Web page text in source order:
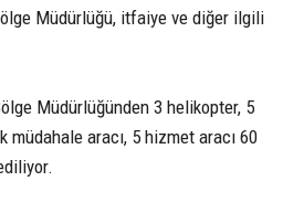
Müdürlüğü, itfaiye ve diğer ilgili
Müdürlüğünden 3 helikopter, 5
aracı, 5 hizmet aracı 60